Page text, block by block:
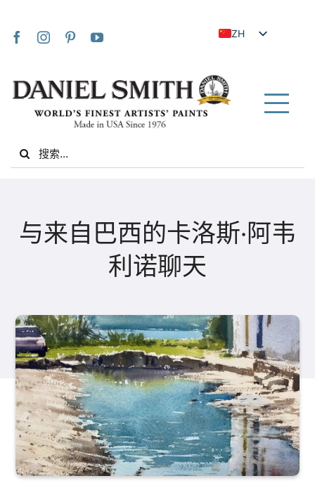
ZH
FR
UK
VI
产品
活动
博客
Search
for:
与来自巴西的卡洛斯·阿韦
利诺聊天